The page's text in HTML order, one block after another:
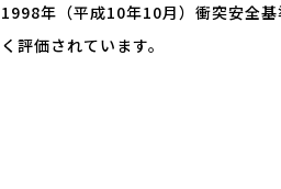
1998年（平成10年10月）衝突安全
く評価されています。